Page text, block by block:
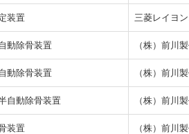
装置 三菱レイヨ
動除骨装置 （株）前川
動除骨装置 （株）前川
自動除骨装置 （株）前川
装置 （株）前川